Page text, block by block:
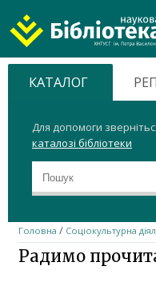
ХНТУСГ
Home
КАТАЛОГ
Для допомоги
каталозі бібліотеки
Головна / Соціокультурна
Радимо